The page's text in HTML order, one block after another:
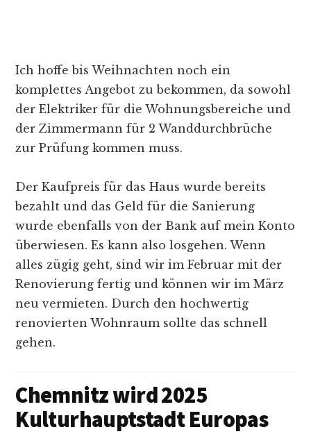
Ich hoffe bis Weihnachten noch ein
komplettes Angebot zu bekommen, da sowohl
der Elektriker für die Wohnungsbereiche und
der Zimmermann für 2 Wanddurchbrüche
zur Prüfung kommen muss.
Der Kaufpreis für das Haus wurde bereits
bezahlt und das Geld für die Sanierung
wurde ebenfalls von der Bank auf mein Konto
überwiesen. Es kann also losgehen. Wenn
alles zügig geht, sind wir im Februar mit der
Renovierung fertig und können wir im März
neu vermieten. Durch den hochwertig
renovierten Wohnraum sollte das schnell
gehen.
Chemnitz wird 2025
Kulturhauptstadt Europas